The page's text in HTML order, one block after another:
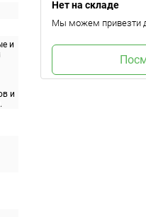
и
и
Нет на складе
Мы можем привезти